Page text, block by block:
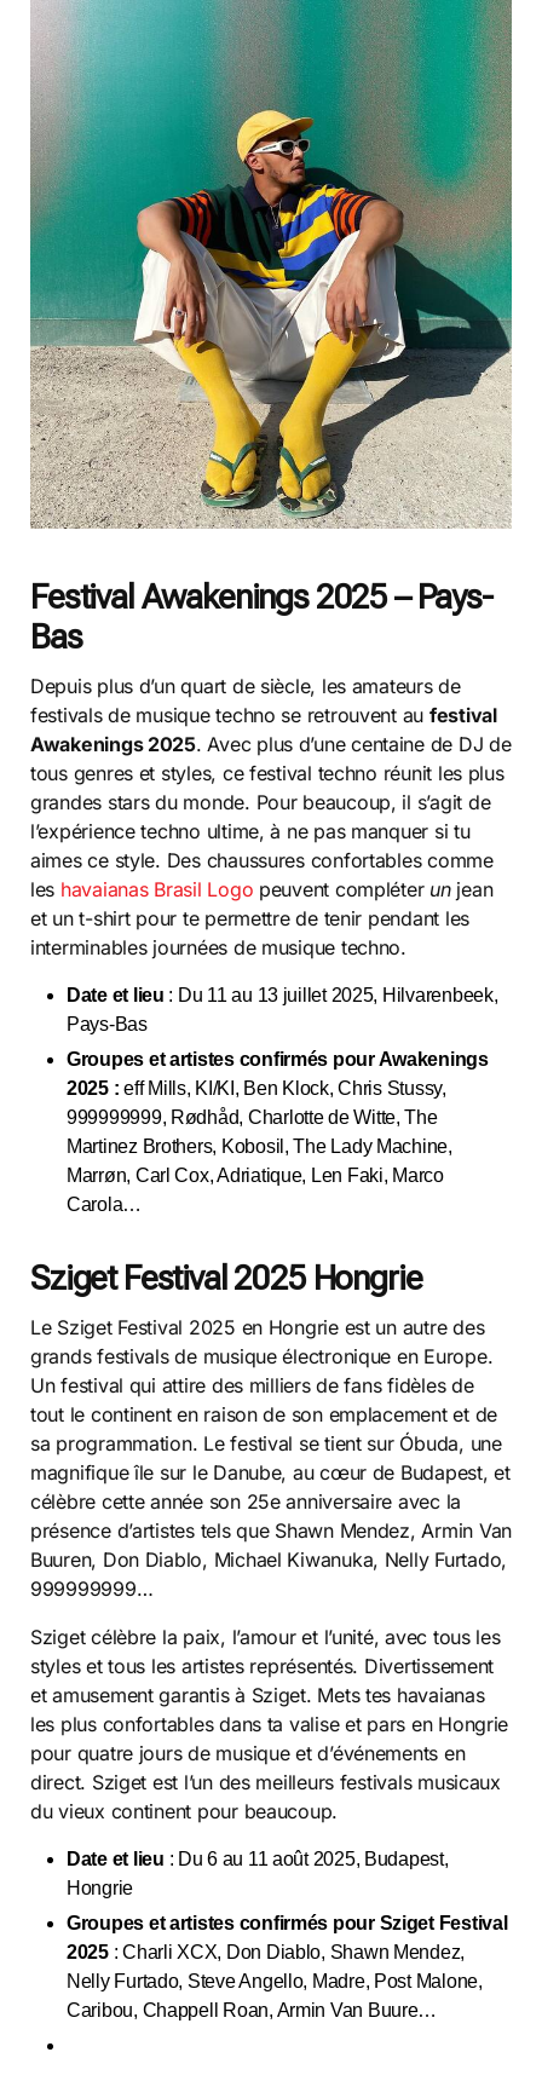
Festival Awakenings 2025 – Pays-
Bas
Depuis plus d’un quart de siècle, les amateurs de
festivals de musique techno se retrouvent au festival
Awakenings 2025. Avec plus d’une centaine de DJ de
tous genres et styles, ce festival techno réunit les plus
grandes stars du monde. Pour beaucoup, il s’agit de
l’expérience techno ultime, à ne pas manquer si tu
aimes ce style. Des chaussures confortables comme
les havaianas Brasil Logo peuvent compléter un jean
et un t-shirt pour te permettre de tenir pendant les
interminables journées de musique techno.
Date et lieu : Du 11 au 13 juillet 2025, Hilvarenbeek,
Pays-Bas
Groupes et artistes confirmés pour Awakenings
2025 :eff Mills, KI/KI, Ben Klock, Chris Stussy,
999999999, Rødhåd, Charlotte de Witte, The
Martinez Brothers, Kobosil, The Lady Machine,
Marrøn, Carl Cox, Adriatique, Len Faki, Marco
Carola…
Sziget Festival 2025 Hongrie
Le Sziget Festival 2025 en Hongrie est un autre des
grands festivals de musique électronique en Europe.
Un festival qui attire des milliers de fans fidèles de
tout le continent en raison de son emplacement et de
sa programmation. Le festival se tient sur Óbuda, une
magnifique île sur le Danube, au cœur de Budapest, et
célèbre cette année son 25eanniversaire avec la
présence d’artistes tels que Shawn Mendez, Armin Van
Buuren, Don Diablo, Michael Kiwanuka, Nelly Furtado,
999999999…
Sziget célèbre la paix, l’amour et l’unité, avec tous les
styles et tous les artistes représentés. Divertissement
et amusement garantis à Sziget. Mets tes havaianas
les plus confortables dans ta valise et pars en Hongrie
pour quatre jours de musique et d’événements en
direct. Sziget est l’un des meilleurs festivals musicaux
du vieux continent pour beaucoup.
Date et lieu : Du 6 au 11 août 2025, Budapest,
Hongrie
Groupes et artistes confirmés pour Sziget Festival
2025 : Charli XCX, Don Diablo, Shawn Mendez,
Nelly Furtado, Steve Angello, Madre, Post Malone,
Caribou, Chappell Roan, Armin Van Buure…